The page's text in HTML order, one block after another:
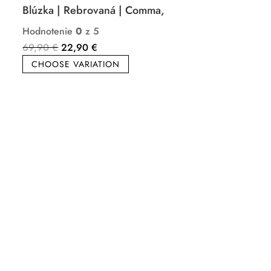
Blúzka | Rebrovaná | Comma,
Hodnotenie0 z 5
69,90€Pôvodná
cena
22,90€
cena
CHOOSE VARIATION